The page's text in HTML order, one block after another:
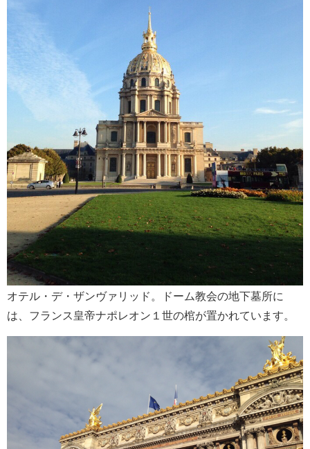
オテル・デ・ザンヴァリッド。ドーム教会の地下墓所に
は、フランス皇帝ナポレオン１世の棺が置かれています。